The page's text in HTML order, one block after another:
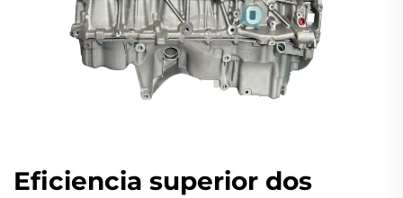
Eficiencia superior dos